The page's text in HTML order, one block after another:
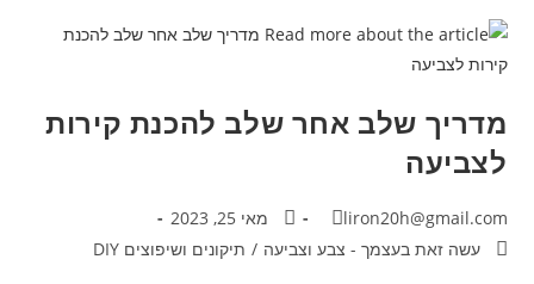
מדריך שלב אחר שלב להכנת קירות
לצביעה
liron20h@gmail.com
מאי 25, 2023
עשה זאת בעצמך - צבע וצביעה / תיקונים ושיפוצים DIY